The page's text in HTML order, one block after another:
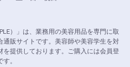
）」は、業務用の美容用品を専門に取
通販サイトです。美容師や美容学生を対
を提供しております。ご購入には会員登
。